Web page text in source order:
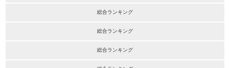
総合ランキング
総合ランキング
総合ランキング